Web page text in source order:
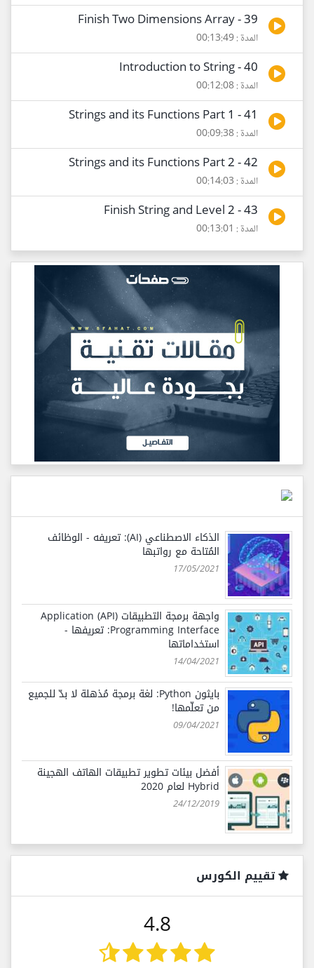
39 - Finish Two Dimensions Array
المدة : 00:13:49
40 - Introduction to String
المدة : 00:12:08
41 - Strings and its Functions Part 1
المدة : 00:09:38
42 - Strings and its Functions Part 2
المدة : 00:14:03
43 - Finish String and Level 2
المدة : 00:13:01
الذكاء الاصطناعي (AI): تعريفه - الوظائف
المُتاحة مع رواتبها
17/05/2021
واجهة برمجة التطبيقات (API) Application
Programming Interface: تعريفها -
استخداماتها
14/04/2021
بايثون Python: لغة برمجة مُذهلة لا بدّ للجميع
من تعلّمها!
09/04/2021
أفضل بيئات تطوير تطبيقات الهاتف الهجينة
Hybrid لعام 2020
24/12/2019
تقييم الكورس
4.8